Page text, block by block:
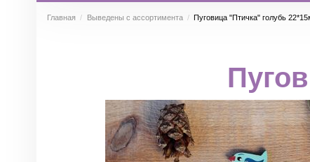
Главная Выведены с ассортимента Пуговица "Птичка" голубь